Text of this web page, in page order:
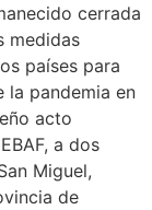
cerrada
medidas
países para
la pandemia en
acto
a dos
Miguel,
de